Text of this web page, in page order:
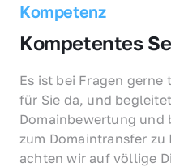
Kompetenz
Kompetentes
Es ist bei Fragen
für Sie da, und
Domainbewertung und
zum Domaintransfer zu
achten wir auf völlige